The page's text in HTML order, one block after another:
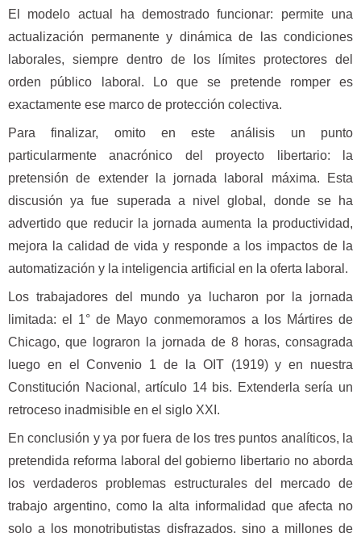
El modelo actual ha demostrado funcionar: permite una
actualización permanente y dinámica de las condiciones
laborales, siempre dentro de los límites protectores del
orden público laboral. Lo que se pretende romper es
exactamente ese marco de protección colectiva.
Para finalizar, omito en este análisis un punto
particularmente anacrónico del proyecto libertario: la
pretensión de extender la jornada laboral máxima. Esta
discusión ya fue superada a nivel global, donde se ha
advertido que reducir la jornada aumenta la productividad,
mejora la calidad de vida y responde a los impactos de la
automatización y la inteligencia artificial en la oferta laboral.
Los trabajadores del mundo ya lucharon por la jornada
limitada: el 1° de Mayo conmemoramos a los Mártires de
Chicago, que lograron la jornada de 8 horas, consagrada
luego en el Convenio 1 de la OIT (1919) y en nuestra
Constitución Nacional, artículo 14 bis. Extenderla sería un
retroceso inadmisible en el siglo XXI.
En conclusión y ya por fuera de los tres puntos analíticos, la
pretendida reforma laboral del gobierno libertario no aborda
los verdaderos problemas estructurales del mercado de
trabajo argentino, como la alta informalidad que afecta no
solo a los monotributistas disfrazados, sino a millones de